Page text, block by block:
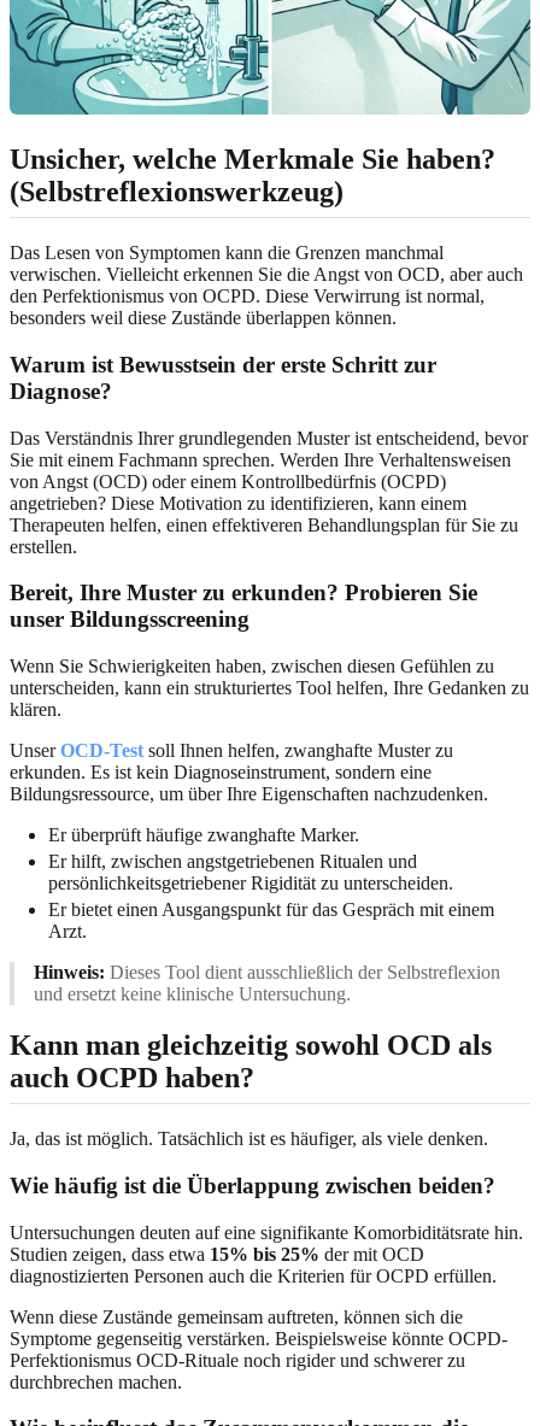
Unsicher, welche Merkmale Sie haben?
(Selbstreflexionswerkzeug)
Das Lesen von Symptomen kann die Grenzen manchmal
verwischen. Vielleicht erkennen Sie die Angst von OCD, aber auch
den Perfektionismus von OCPD. Diese Verwirrung ist normal,
besonders weil diese Zustände überlappen können.
Warum ist Bewusstsein der erste Schritt zur
Diagnose?
Das Verständnis Ihrer grundlegenden Muster ist entscheidend, bevor
Sie mit einem Fachmann sprechen. Werden Ihre Verhaltensweisen
von Angst (OCD) oder einem Kontrollbedürfnis (OCPD)
angetrieben? Diese Motivation zu identifizieren, kann einem
Therapeuten helfen, einen effektiveren Behandlungsplan für Sie zu
erstellen.
Bereit, Ihre Muster zu erkunden? Probieren Sie
unser Bildungsscreening
Wenn Sie Schwierigkeiten haben, zwischen diesen Gefühlen zu
unterscheiden, kann ein strukturiertes Tool helfen, Ihre Gedanken zu
klären.
UnserOCD-Test soll Ihnen helfen, zwanghafte Muster zu
erkunden. Es ist kein Diagnoseinstrument, sondern eine
Bildungsressource, um über Ihre Eigenschaften nachzudenken.
Er überprüft häufige zwanghafte Marker.
Er hilft, zwischen angstgetriebenen Ritualen und
persönlichkeitsgetriebener Rigidität zu unterscheiden.
Er bietet einen Ausgangspunkt für das Gespräch mit einem
Arzt.
Hinweis: Dieses Tool dient ausschließlich der Selbstreflexion
und ersetzt keine klinische Untersuchung.
Kann man gleichzeitig sowohl OCD als
auch OCPD haben?
Ja, das ist möglich. Tatsächlich ist es häufiger, als viele denken.
Wie häufig ist die Überlappung zwischen beiden?
Untersuchungen deuten auf eine signifikante Komorbiditätsrate hin.
Studien zeigen, dass etwa 15% bis 25% der mit OCD
diagnostizierten Personen auch die Kriterien für OCPD erfüllen.
Wenn diese Zustände gemeinsam auftreten, können sich die
Symptome gegenseitig verstärken. Beispielsweise könnte OCPD-
Perfektionismus OCD-Rituale noch rigider und schwerer zu
durchbrechen machen.